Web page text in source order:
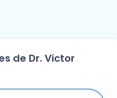
de Dr. Victor